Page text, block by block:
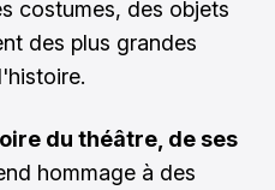
costumes, des objets
des plus grandes
du théâtre, de ses
hommage à des